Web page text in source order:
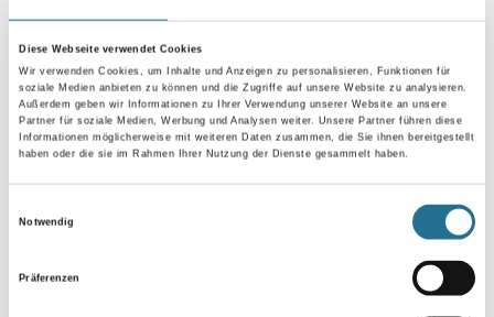
Diese Webseite verwendet Cookies
Wir verwenden Cookies, um Inhalte und Anzeigen zu personalisieren, Funktionen für
soziale Medien anbieten zu können und die Zugriffe auf unsere Website zu analysieren.
Außerdem geben wir Informationen zu Ihrer Verwendung unserer Website an unsere
Partner für soziale Medien, Werbung und Analysen weiter. Unsere Partner führen diese
Informationen möglicherweise mit weiteren Daten zusammen, die Sie ihnen bereitgestellt
haben oder die sie im Rahmen Ihrer Nutzung der Dienste gesammelt haben.
Notwendig
Präferenzen
Gebinde
Umrechnungsfaktoren